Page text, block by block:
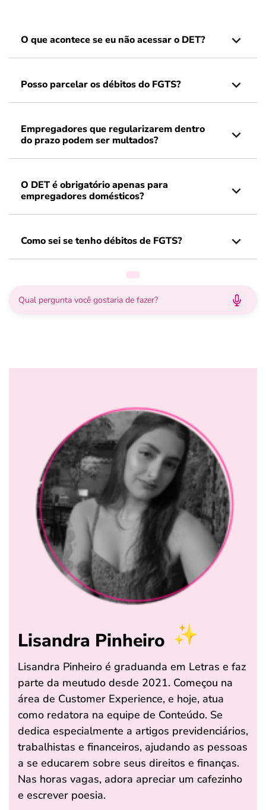
O que acontece se eu não acessar o DET?
Posso parcelar os débitos do FGTS?
Empregadores que regularizarem dentro
do prazo podem ser multados?
O DET é obrigatório apenas para
empregadores domésticos?
Como sei se tenho débitos de FGTS?
Lisandra Pinheiro
Lisandra Pinheiro é graduanda em Letras e faz
parte da meutudo desde 2021. Começou na
área de Customer Experience, e hoje, atua
como redatora na equipe de Conteúdo. Se
dedica especialmente a artigos previdenciários,
trabalhistas e financeiros, ajudando as pessoas
a se educarem sobre seus direitos e finanças.
Nas horas vagas, adora apreciar um cafezinho
e escrever poesia.